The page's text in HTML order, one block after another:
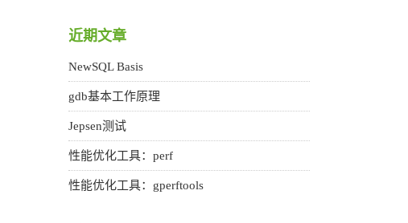
近期文章
NewSQL Basis
gdb基本工作原理
Jepsen测试
性能优化工具：perf
性能优化工具：gperftools